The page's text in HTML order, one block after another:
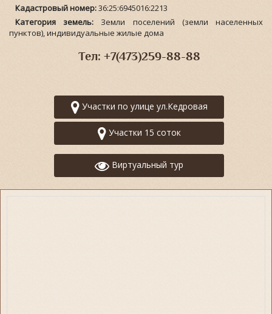
Кадастровый номер:36:25:6945016:2213
Категория земель: Земли поселений (земли населенных
пунктов), индивидуальные жилые дома
Тел: +7(473)259-88-88
Участки по улице ул.Кедровая
Участки 15 соток
Виртуальный тур